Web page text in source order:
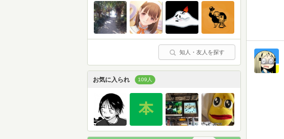
知人・友人を探す
お気に入られ 109人